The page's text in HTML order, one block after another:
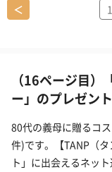
＜ 1
（16ページ目
ー」のプレゼン
80代の義母に贈るコ
件)です。【TANP（
ト」に出会えるネッ